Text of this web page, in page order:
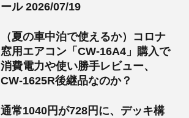
ール 2026/07/19
（夏の車中泊で使えるか）コロナ
窓用エアコン「CW-16A4」購入で
消費電力や使い勝手レビュー、
CW-1625R後継品なのか？
通常1040円が728円に、デッキ構